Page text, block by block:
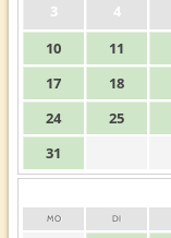
3
4
10
11
17
18
24
25
31
MO DI